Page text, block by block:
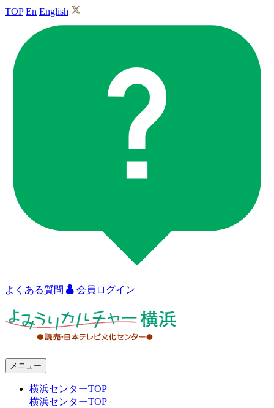
TOP En English
よくある質問 会員ログイン
メニュー
横浜センターTOP
横浜センターTOP